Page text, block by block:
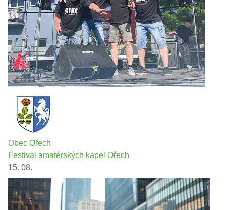
Obec Ořech
Festival amatérských kapel Ořech
15. 08.